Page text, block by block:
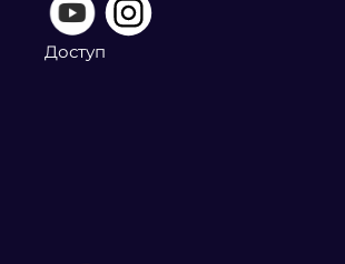
Доступ